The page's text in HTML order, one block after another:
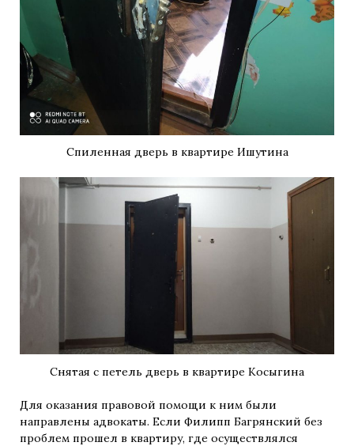
Спиленная дверь в квартире Ишутина
Снятая с петель дверь в квартире Косыгина
Для оказания правовой помощи к ним были
направлены адвокаты. Если Филипп Багрянский без
проблем прошел в квартиру, где осуществлялся